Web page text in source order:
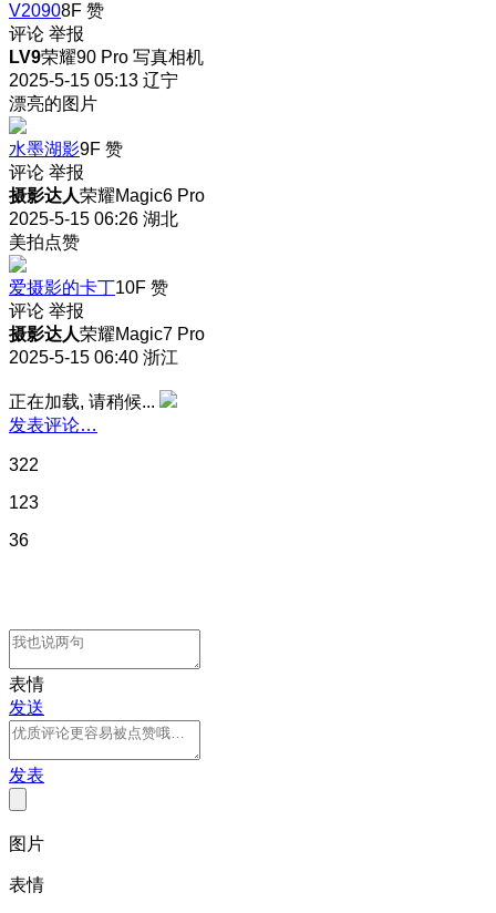
V20908F 赞
评论 举报
LV9荣耀90 Pro 写真相机
2025-5-15 05:13 辽宁
漂亮的图片
水墨湖影9F 赞
评论 举报
摄影达人荣耀Magic6 Pro
2025-5-15 06:26 湖北
美拍点赞
爱摄影的卡丁10F 赞
评论 举报
摄影达人荣耀Magic7 Pro
2025-5-15 06:40 浙江
正在加载, 请稍候...
发表评论…
322
123
36
表情
发送
发表
图片
表情